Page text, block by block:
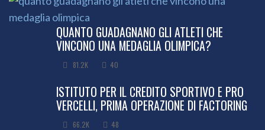
QUANTO GUADAGNANO GLI ATLETI CHE
VINCONO UNA MEDAGLIA OLIMPICA?
81.2K 40
ISTITUTO PER IL CREDITO SPORTIVO E PRO
VERCELLI, PRIMA OPERAZIONE DI FACTORING
66.2K 48